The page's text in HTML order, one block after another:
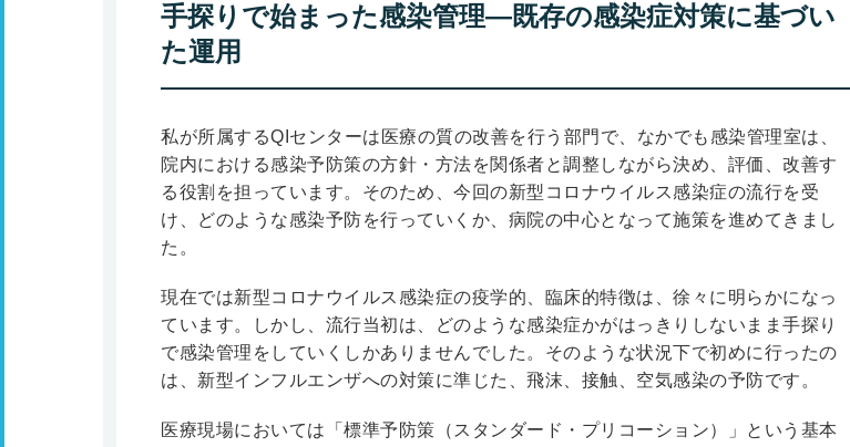
手探りで始まった感染管理―既存の感染症対策に基づい
た運用
私が所属するQIセンターは医療の質の改善を行う部門で、なかでも感染管理室は、
院内における感染予防策の方針・方法を関係者と調整しながら決め、評価、改善す
る役割を担っています。そのため、今回の新型コロナウイルス感染症の流行を受
け、どのような感染予防を行っていくか、病院の中心となって施策を進めてきまし
た。
現在では新型コロナウイルス感染症の疫学的、臨床的特徴は、徐々に明らかになっ
ています。しかし、流行当初は、どのような感染症かがはっきりしないまま手探り
で感染管理をしていくしかありませんでした。そのような状況下で初めに行ったの
は、新型インフルエンザへの対策に準じた、飛沫、接触、空気感染の予防です。
医療現場においては「標準予防策（スタンダード・プリコーション）」という基本